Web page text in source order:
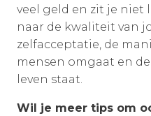
veel geld en zit je niet
naar de kwaliteit van
zelfacceptatie, de
mensen omgaat en
leven staat.
Wil je meer tips om